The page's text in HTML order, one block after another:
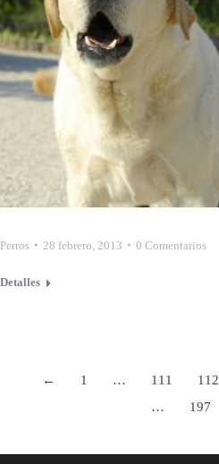
Perros 28 febrero, 2013 0 Comentarios
Detalles
← 1 … 111 112
…
197